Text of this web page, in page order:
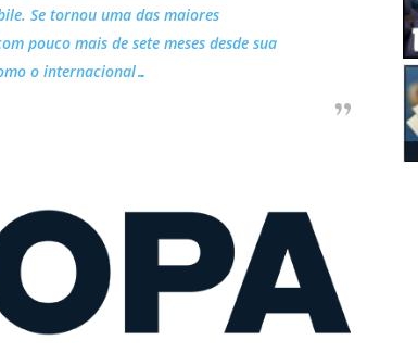
Se tornou uma das maiores
pouco mais de sete meses desde sua
o internacional…